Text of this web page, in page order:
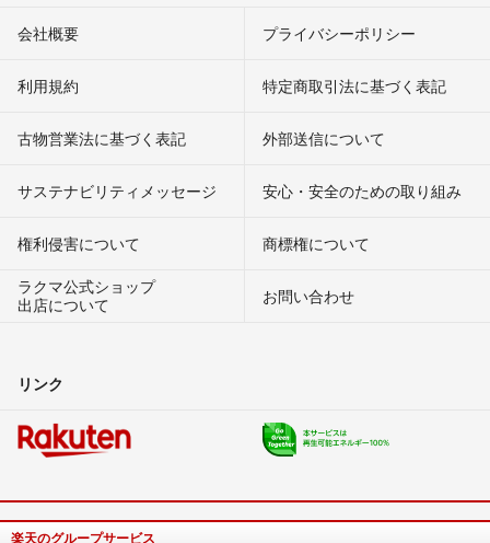
会社概要 プライバシーポリシー
利用規約 特定商取引法に基づく表記
古物営業法に基づく表記 外部送信について
サステナビリティメッセージ 安心・安全のための取り組み
権利侵害について
商標権について
ラクマ公式ショップ
出店について
お問い合わせ
リンク
楽天のグループサービス